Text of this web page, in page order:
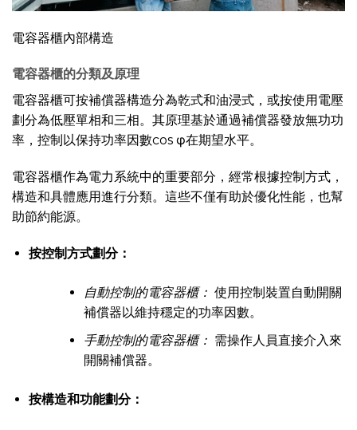
電容器櫃內部構造
電容器櫃的分類及原理
電容器櫃可按補償器構造分為乾式和油浸式，或按使用電壓
劃分為低壓單相和三相。其原理基於通過補償器發放無功功
率，控制以保持功率因數cos φ在期望水平。
電容器櫃作為電力系統中的重要部分，經常根據控制方式，
構造和具體應用進行分類。這些不僅有助於優化性能，也幫
助節約能源。
按控制方式劃分：
自動控制的電容器櫃： 使用控制裝置自動開關
補償器以維持穩定的功率因數。
手動控制的電容器櫃： 需操作人員直接介入來
開關補償器。
按構造和功能劃分：